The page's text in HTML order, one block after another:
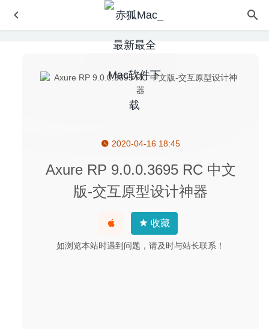
2020-04-16 18:45
Axure RP 9.0.0.3695 RC 中文
版-交互原型设计神器
收藏
如浏览本站时遇到问题，请及时与站长联系！
Magic Hider PRO 1.4.3 – 图片批量添加马赛克的工具
iRightMouse 1.1.0 RC2 for Mac中文版-最强大的Mac右键
2020-02-24
GrandTotal 6.1.5 – 发票模板设计及管理工具
Djay Pro AI 5.6.8 – 专业的DJ打碟软件
GoodNotes 5.4.23 中文版-最好的手写笔记应用 2020-05-22